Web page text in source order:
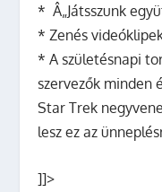
* Â„Játsszunk
* Zenés
* A születésnapi
szervezők minden
Star Trek
lesz ez az
]]>